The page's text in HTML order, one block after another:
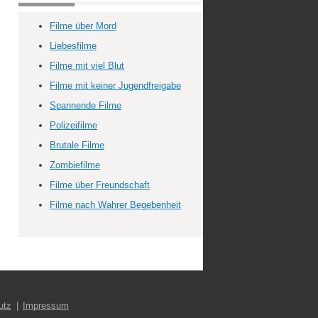
Filme über Mord
Liebesfilme
Filme mit viel Blut
Filme mit keiner Jugendfreigabe
Spannende Filme
Polizeifilme
Brutale Filme
Zombiefilme
Filme über Freundschaft
Filme nach Wahrer Begebenheit
Impressum